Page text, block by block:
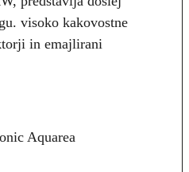
visoko kakovostne
in emajlirani